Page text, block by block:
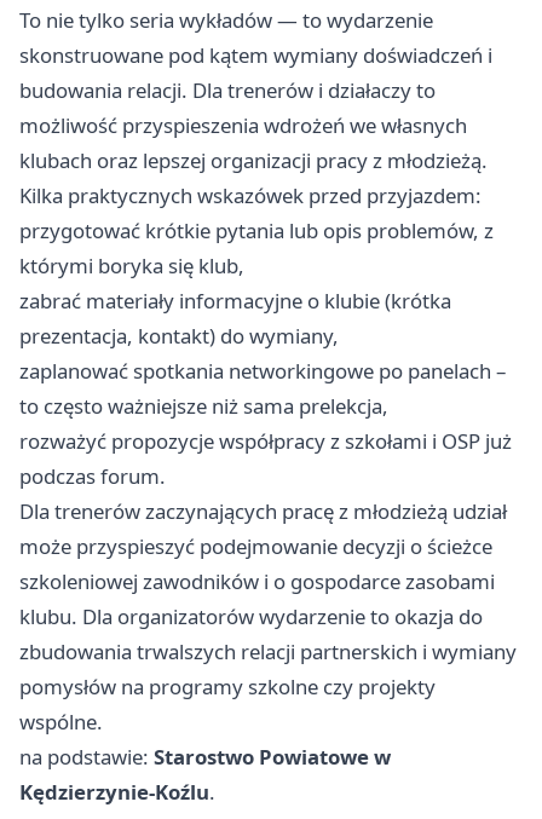
To nie tylko seria wykładów — to wydarzenie
skonstruowane pod kątem wymiany doświadczeń i
budowania relacji. Dla trenerów i działaczy to
możliwość przyspieszenia wdrożeń we własnych
klubach oraz lepszej organizacji pracy z młodzieżą.
Kilka praktycznych wskazówek przed przyjazdem:
przygotować krótkie pytania lub opis problemów, z
którymi boryka się klub,
zabrać materiały informacyjne o klubie (krótka
prezentacja, kontakt) do wymiany,
zaplanować spotkania networkingowe po panelach –
to często ważniejsze niż sama prelekcja,
rozważyć propozycje współpracy z szkołami i OSP już
podczas forum.
Dla trenerów zaczynających pracę z młodzieżą udział
może przyspieszyć podejmowanie decyzji o ścieżce
szkoleniowej zawodników i o gospodarce zasobami
klubu. Dla organizatorów wydarzenie to okazja do
zbudowania trwalszych relacji partnerskich i wymiany
pomysłów na programy szkolne czy projekty
wspólne.
na podstawie: Starostwo Powiatowe w
Kędzierzynie-Koźlu.